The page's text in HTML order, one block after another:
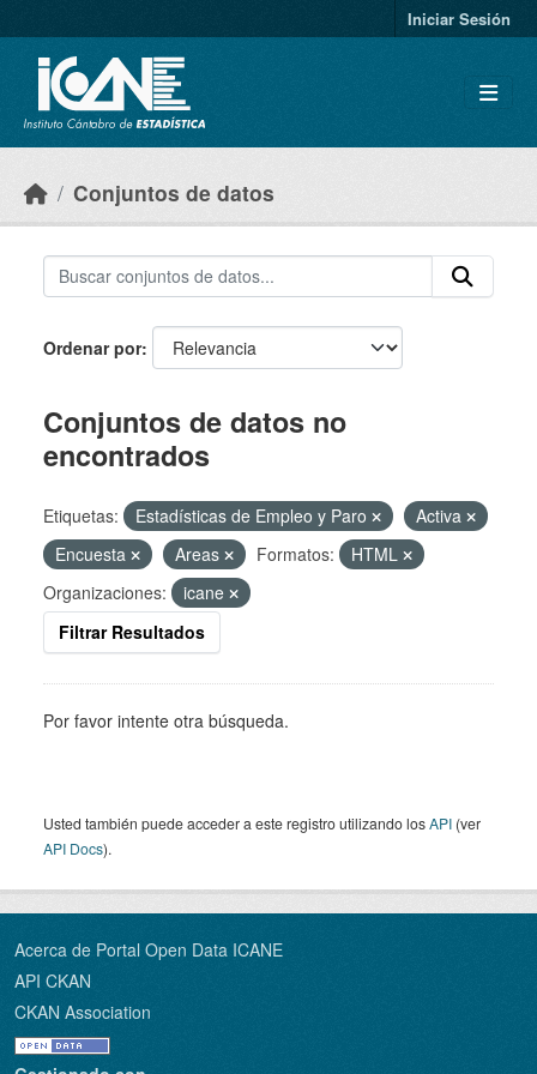
Iniciar Sesión
Conjuntos de datos
Ordenar por
Conjuntos de datos no
encontrados
Etiquetas: Estadísticas de Empleo y Paro
Activa
Encuesta
Areas Formatos:
HTML
Organizaciones:
icane
Filtrar Resultados
Por favor intente otra búsqueda.
Usted también puede acceder a este registro utilizando losAPI (ver
API Docs).
Acerca de Portal Open Data ICANE
API CKAN
CKAN Association